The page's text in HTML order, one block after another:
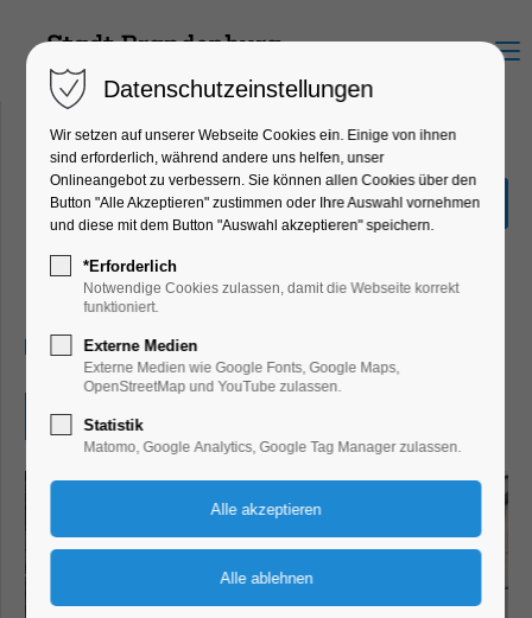
Menu
Einweihung der Götzer
Ortsmitte
Konzert, Musik, Mitmach-Aktion, Party,
Feiern, Fest
20.06.2026, 12:00–22:00
Eintritt frei
Datenschutzeinstellungen
Wir setzen auf unserer Webseite Cookies ein. Einige von ihnen
sind erforderlich, während andere uns helfen, unser
Onlineangebot zu verbessern. Sie können allen Cookies über den
Button "Alle Akzeptieren" zustimmen oder Ihre Auswahl vornehmen
und diese mit dem Button "Auswahl akzeptieren" speichern.
*Erforderlich
Notwendige Cookies zulassen, damit die Webseite korrekt
funktioniert.
Externe Medien
Externe Medien wie Google Fonts, Google Maps,
OpenStreetMap und YouTube zulassen.
Statistik
Matomo, Google Analytics, Google Tag Manager zulassen.